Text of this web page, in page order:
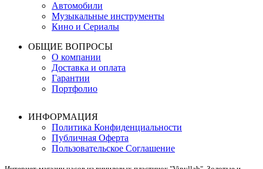
Автомобили
Музыкальные инструменты
Кино и Сериалы
ОБЩИЕ ВОПРОСЫ
О компании
Доставка и оплата
Гарантии
Портфолио
ИНФОРМАЦИЯ
Политика Конфиденциальности
Публичная Оферта
Пользовательское Соглашение